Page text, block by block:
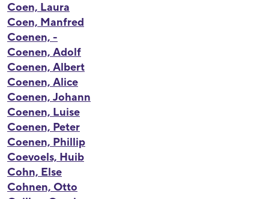
Coen, Laura
Coen, Manfred
Coenen, -
Coenen, Adolf
Coenen, Albert
Coenen, Alice
Coenen, Johann
Coenen, Luise
Coenen, Peter
Coenen, Phillip
Coevoels, Huib
Cohn, Else
Cohnen, Otto